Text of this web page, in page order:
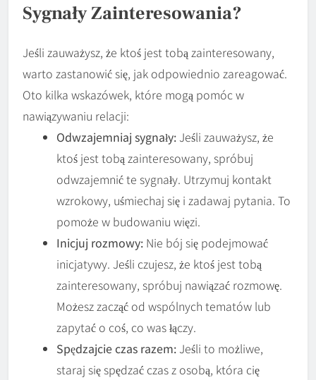
Sygnały Zainteresowania?
Jeśli zauważysz, że ktoś jest tobą zainteresowany,
warto zastanowić się, jak odpowiednio zareagować.
Oto kilka wskazówek, które mogą pomóc w
nawiązywaniu relacji:
Odwzajemniaj sygnały: Jeśli zauważysz, że
ktoś jest tobą zainteresowany, spróbuj
odwzajemnić te sygnały. Utrzymuj kontakt
wzrokowy, uśmiechaj się i zadawaj pytania. To
pomoże w budowaniu więzi.
Inicjuj rozmowy: Nie bój się podejmować
inicjatywy. Jeśli czujesz, że ktoś jest tobą
zainteresowany, spróbuj nawiązać rozmowę.
Możesz zacząć od wspólnych tematów lub
zapytać o coś, co was łączy.
Spędzajcie czas razem: Jeśli to możliwe,
staraj się spędzać czas z osobą, która cię